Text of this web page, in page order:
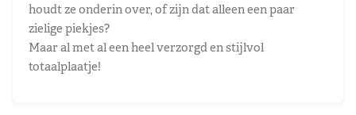
houdt ze onderin over, of zijn dat alleen een paar
zielige piekjes?
Maar al met al een heel verzorgd en stijlvol
totaalplaatje!